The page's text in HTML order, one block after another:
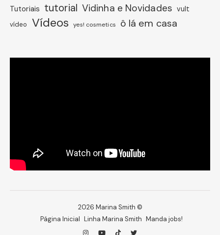
Tutoriais tutorial Vidinha e Novidades vult
vídeo Vídeos yes! cosmetics ô lá em casa
2026 Marina Smith ©
Página Inicial Linha Marina Smith Manda jobs!